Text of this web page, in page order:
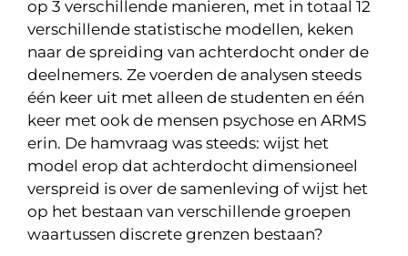
op 3 verschillende manieren, met in totaal 12
verschillende statistische modellen, keken
naar de spreiding van achterdocht onder de
deelnemers. Ze voerden de analysen steeds
één keer uit met alleen de studenten en één
keer met ook de mensen psychose en ARMS
erin. De hamvraag was steeds: wijst het
model erop dat achterdocht dimensioneel
verspreid is over de samenleving of wijst het
op het bestaan van verschillende groepen
waartussen discrete grenzen bestaan?